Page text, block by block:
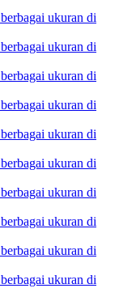
ukuran di
ukuran di
ukuran di
ukuran di
ukuran di
ukuran di
ukuran di
ukuran di
ukuran di
ukuran di